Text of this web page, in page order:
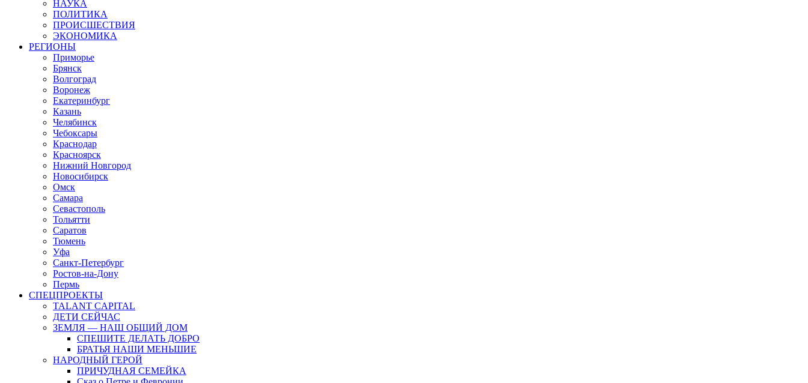
НАУКА
ПОЛИТИКА
ПРОИСШЕСТВИЯ
ЭКОНОМИКА
РЕГИОНЫ
Приморье
Брянск
Волгоград
Воронеж
Екатеринбург
Казань
Челябинск
Чебоксары
Краснодар
Красноярск
Нижний Новгород
Новосибирск
Омск
Самара
Севастополь
Тольятти
Саратов
Тюмень
Уфа
Санкт-Петербург
Ростов-на-Дону
Пермь
СПЕЦПРОЕКТЫ
TALANT CAPITAL
ДЕТИ СЕЙЧАС
ЗЕМЛЯ — НАШ ОБЩИЙ ДОМ
СПЕШИТЕ ДЕЛАТЬ ДОБРО
БРАТЬЯ НАШИ МЕНЬШИЕ
НАРОДНЫЙ ГЕРОЙ
ПРИЧУДНАЯ СЕМЕЙКА